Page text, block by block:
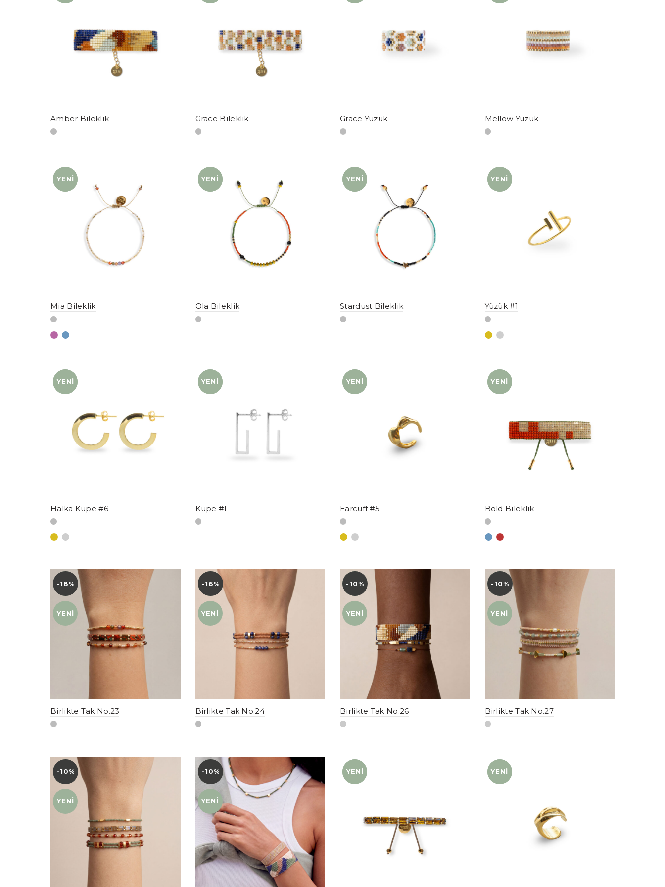
Amber Bileklik Grace Bileklik Grace Yüzük Mellow Yüzük
YENI
YENI
Mia Bileklik
YENI
YENI
Ola Bileklik
YENI
YENI
Stardust Bileklik
YENI
YENI
Yüzük #1
YENI
YENI
Halka Küpe #6
YENI
YENI
Küpe #1
YENI
YENI
Earcuff #5
YENI
YENI
Bold Bileklik
YENI
-18%
YENI
Birlikte Tak No.23
YENI
-16%
YENI
Birlikte Tak No.24
YENI
-10%
YENI
Birlikte Tak No.26
YENI
-10%
YENI
Birlikte Tak No.27
YENI
-10%
YENI
YENI
-10%
YENI
YENI
YENI YENI
YENI